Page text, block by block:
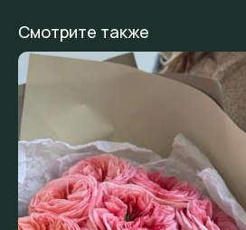
Смотрите также